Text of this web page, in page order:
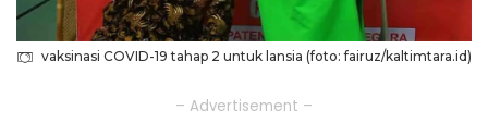
vaksinasi COVID-19 tahap 2 untuk lansia (foto: fairuz/kaltimtara.id)
– Advertisement –